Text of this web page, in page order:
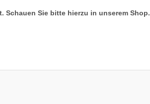
Sie bitte hierzu in unserem Shop.